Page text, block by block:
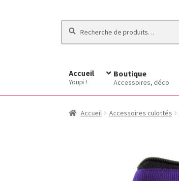
pour :
Accueil
Youpi !
Boutique
Accessoires, déco
Accueil Accessoires culottés